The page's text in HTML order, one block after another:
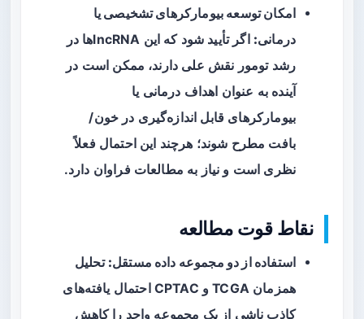
امکان توسعه بیومارکرهای تشخیصی یا
درمانی:
اگر تأیید شود که این lncRNAها در
رشد تومور نقش علی دارند، ممکن است در
آینده به عنوان اهداف درمانی یا
بیومارکرهای قابل اندازه‌گیری در خون/
بافت مطرح شوند؛ هرچند این احتمال فعلاً
نظری است و نیاز به مطالعات فراوان دارد.
نقاط قوت مطالعه
استفاده از دو مجموعه داده مستقل: تحلیل
همزمان TCGA و CPTAC احتمال یافته‌های
کاذب ناشی از یک مجموعه واحد را کاهش